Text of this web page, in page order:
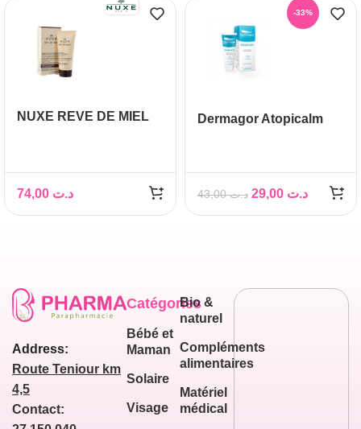
NUXE REVE DE MIEL
RECONFORTANT ,
30ML
د.ت
-33%
Dermagor Atopicalm
د.ت43,00 د.ت
Address:
Route Teniour km
4,5
Contact:
Catégories
Bébé et
Maman
Solaire
Visage
Bio &
naturel
Compléments
alimentaires
Matériel
médical